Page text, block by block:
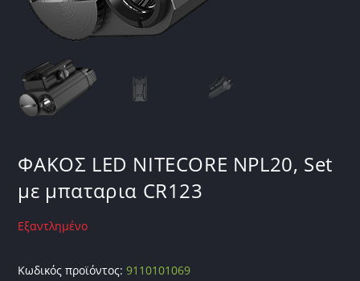
ΦΑΚΟΣ LED NITECORE NPL20, Set
με μπαταρια CR123
Εξαντλημένο
Κωδικός προϊόντος:9110101069